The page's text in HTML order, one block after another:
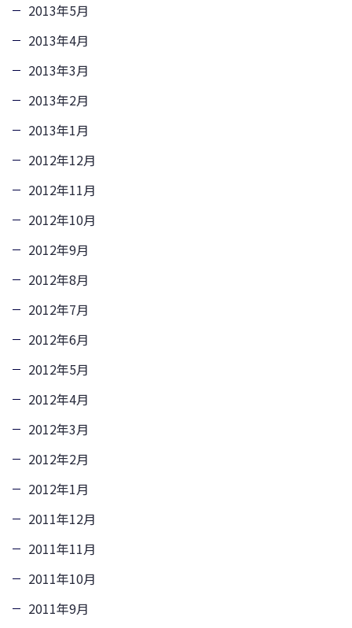
2013年5月
2013年4月
2013年3月
2013年2月
2013年1月
2012年12月
2012年11月
2012年10月
2012年9月
2012年8月
2012年7月
2012年6月
2012年5月
2012年4月
2012年3月
2012年2月
2012年1月
2011年12月
2011年11月
2011年10月
2011年9月